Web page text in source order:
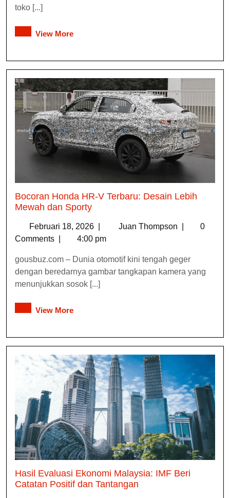
toko [...]
View More
Bocoran Honda HR-V Terbaru: Desain Lebih
Mewah dan Sporty
Februari 18, 2026 Juan Thompson
0
Comments
4:00 pm
gousbuz.com – Dunia otomotif kini tengah geger
dengan beredarnya gambar tangkapan kamera yang
menunjukkan sosok [...]
View More
Hasil Evaluasi Ekonomi Malaysia: IMF Beri
Catatan Positif dan Tantangan